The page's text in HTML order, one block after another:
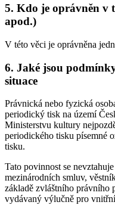
5. Kdo je oprávněn v
apod.)
V této věci je oprávněna
6. Jaké jsou
situace
Právnická nebo fyzická
periodický tisk na území
Ministerstvu kultury
periodického tisku písemné
tisku.
Tato povinnost se
mezinárodních smluv,
základě zvláštního právního
vydávaný výlučně pro